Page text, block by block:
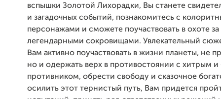
вспышки Золотой Лихорадки, Вы станете
и загадочных событий, познакомитесь с
персонажами и сможете поучаствовать в охоте за
легендарными сокровищами. Увлекательный
Вам активно поучаствовать в жизни планеты, не
но и одержать верх в противостоянии с хитрым
противником, обрести свободу и сказочное
осилить этот тернистый путь, Вам придется